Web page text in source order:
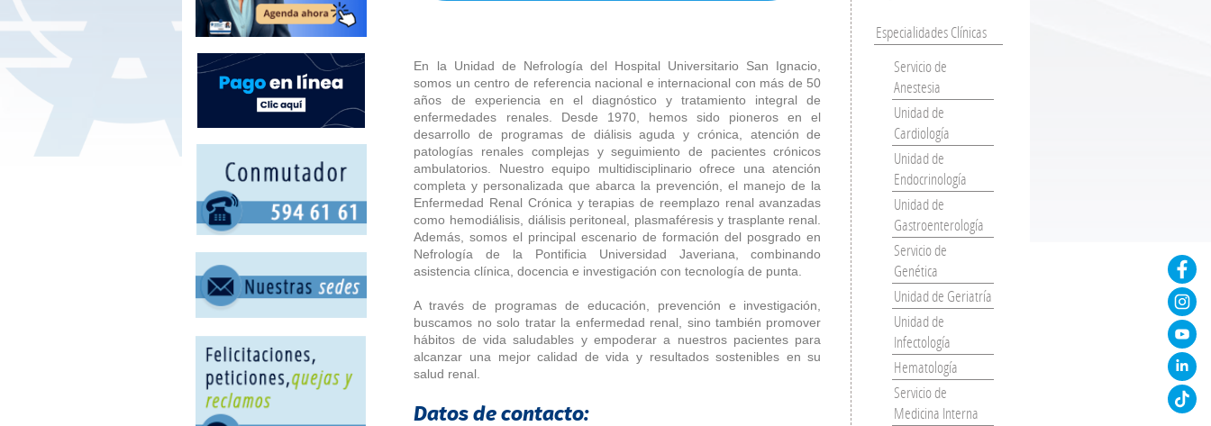
En la Unidad de Nefrología del Hospital Universitario San Ignacio,
somos un centro de referencia nacional e internacional con más de 50
años de experiencia en el diagnóstico y tratamiento integral de
enfermedades renales. Desde 1970, hemos sido pioneros en el
desarrollo de programas de diálisis aguda y crónica, atención de
patologías renales complejas y seguimiento de pacientes crónicos
ambulatorios. Nuestro equipo multidisciplinario ofrece una atención
completa y personalizada que abarca la prevención, el manejo de la
Enfermedad Renal Crónica y terapias de reemplazo renal avanzadas
como hemodiálisis, diálisis peritoneal, plasmaféresis y trasplante renal.
Además, somos el principal escenario de formación del posgrado en
Nefrología de la Pontificia Universidad Javeriana, combinando
asistencia clínica, docencia e investigación con tecnología de punta.
A través de programas de educación, prevención e investigación,
buscamos no solo tratar la enfermedad renal, sino también promover
hábitos de vida saludables y empoderar a nuestros pacientes para
alcanzar una mejor calidad de vida y resultados sostenibles en su
salud renal.
Datos de contacto:
Especialidades Clínicas
Servicio de
Anestesia
Unidad de
Cardiología
Unidad de
Endocrinología
Unidad de
Gastroenterología
Servicio de
Genética
Unidad de Geriatría
Unidad de
Infectología
Hematología
Servicio de
Medicina Interna